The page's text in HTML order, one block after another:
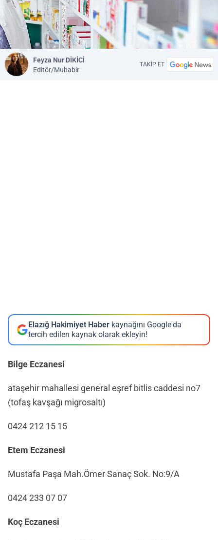
Feyza Nur DİKİCİ
Editör/Muhabir
TAKİP ET
Elazığ Hakimiyet Haber kaynağını Google'da
tercih edilen kaynak olarak ekleyin!
Bilge Eczanesi
ataşehir mahallesi general eşref bitlis caddesi no7
(tofaş kavşağı migrosaltı)
0424 212 15 15
Etem Eczanesi
Mustafa Paşa Mah.Ömer Sanaç Sok. No:9/A
0424 233 07 07
Koç Eczanesi